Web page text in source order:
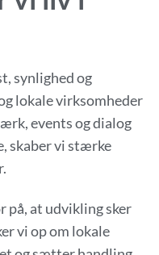
synlighed og
lokale virksomheder
events og dialog
skaber vi stærke
at udvikling sker
vi op om lokale